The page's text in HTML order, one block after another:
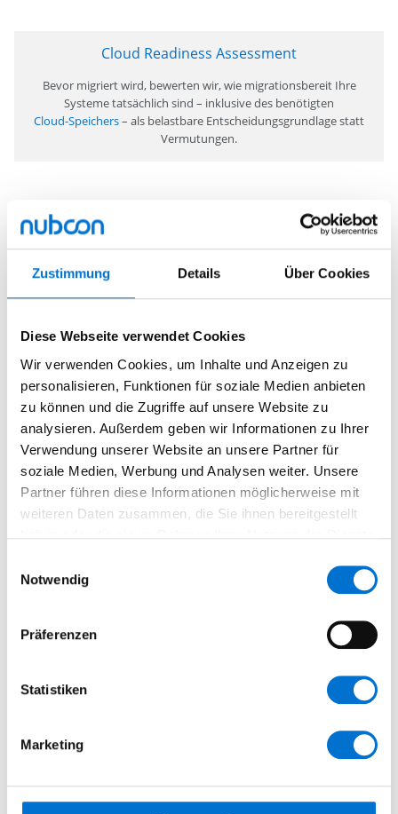
Zustimmung Details Über Cookies
Diese Webseite verwendet Cookies
Wir verwenden Cookies, um Inhalte und Anzeigen zu
personalisieren, Funktionen für soziale Medien anbieten
zu können und die Zugriffe auf unsere Website zu
analysieren. Außerdem geben wir Informationen zu Ihrer
Verwendung unserer Website an unsere Partner für
soziale Medien, Werbung und Analysen weiter. Unsere
Partner führen diese Informationen möglicherweise mit
weiteren Daten zusammen, die Sie ihnen bereitgestellt
Notwendig
Präferenzen
Statistiken
Marketing
Cloud Readiness Assessment
Bevor migriert wird, bewerten wir, wie migrationsbereit Ihre
Systeme tatsächlich sind – inklusive des benötigten
Cloud-Speichers– als belastbare Entscheidungsgrundlage statt
Vermutungen.
Ein PoC ermöglicht es, Risiken zu minimieren, indem ein
Architecture & Design Services
Unterstützung bei der Erstellung einer zuverlässigen, sicheren
und hochverfügbaren Architektur unter Berücksichtigung von
Cloud Security. Nutzbar auch als Trainingsworkshop, um neue
Technologien kennenzulernen.
Kombination von lokaler Infrastruktur oder Private Cloud mit
einer Public Cloud im Sinne einer
, um eine
vor